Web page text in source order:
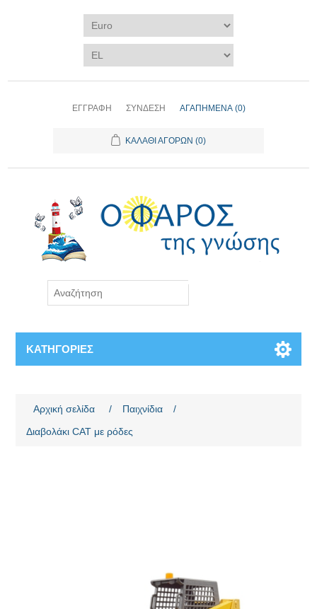
ΕΓΓΡΑΦΉ ΣΎΝΔΕΣΗ ΑΓΑΠΗΜΈΝΑ (0)
ΚΑΛΆΘΙ ΑΓΟΡΏΝ (0)
ΚΑΤΗΓΟΡΊΕΣ
Αρχική σελίδα / Παιχνίδια
/
Διαβολάκι CAT με ρόδες